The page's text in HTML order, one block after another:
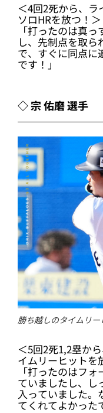
＜4回2死から、
ソロHRを放つ！＞
「打ったのは真
し、先制点を取
で、すぐに同点に
です！」
◇ 宗 佑磨 選手
勝ち越しのタイムリ
＜5回2死1,2塁か
イムリーヒットを
「打ったのはフ
ていましたし、し
入っていました。
てくれてよかった